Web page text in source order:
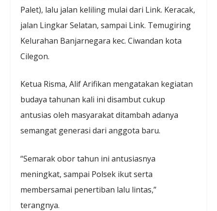
Palet), lalu jalan keliling mulai dari Link. Keracak,
jalan Lingkar Selatan, sampai Link. Temugiring
Kelurahan Banjarnegara kec. Ciwandan kota
Cilegon.
Ketua Risma, Alif Arifikan mengatakan kegiatan
budaya tahunan kali ini disambut cukup
antusias oleh masyarakat ditambah adanya
semangat generasi dari anggota baru.
“Semarak obor tahun ini antusiasnya
meningkat, sampai Polsek ikut serta
membersamai penertiban lalu lintas,”
terangnya.